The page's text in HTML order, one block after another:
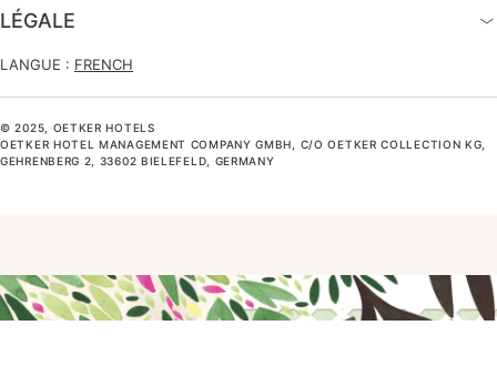
LÉGALE
LANGUE : FRENCH
© 2025, OETKER HOTELS
OETKER HOTEL MANAGEMENT COMPANY GMBH, C/O OETKER COLLECTION KG,
GEHRENBERG 2, 33602 BIELEFELD, GERMANY